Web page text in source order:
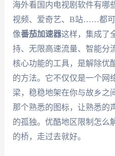
海外看国内电视剧软件有哪
视频、爱奇艺、B站……都
像番茄加速器这样，集成了
持、无限高速流量、智能分
核心功能的工具，是解除优
的方法。它不仅仅是一个网
梁，稳稳地架在你与故乡之
那个熟悉的图标，让熟悉的
的孤独。优酷地区限制怎么
的桥，走过去就好。